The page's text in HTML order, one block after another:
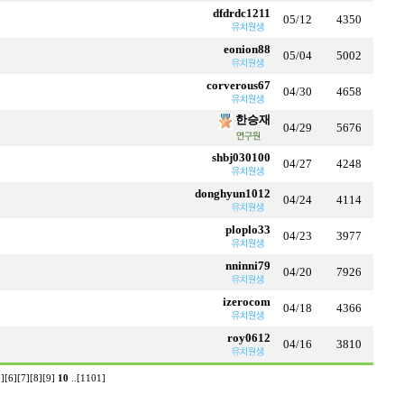
dfdrdc1211 05/12 4350
eonion88 05/04 5002
corverous67 04/30 4658
한승재
04/29 5676
shbj030100 04/27 4248
donghyun1012 04/24 4114
ploplo33 04/23 3977
nninni79 04/20 7926
izerocom 04/18 4366
roy0612 04/16 3810
[6] [7] [8] [9] 10 [1101]